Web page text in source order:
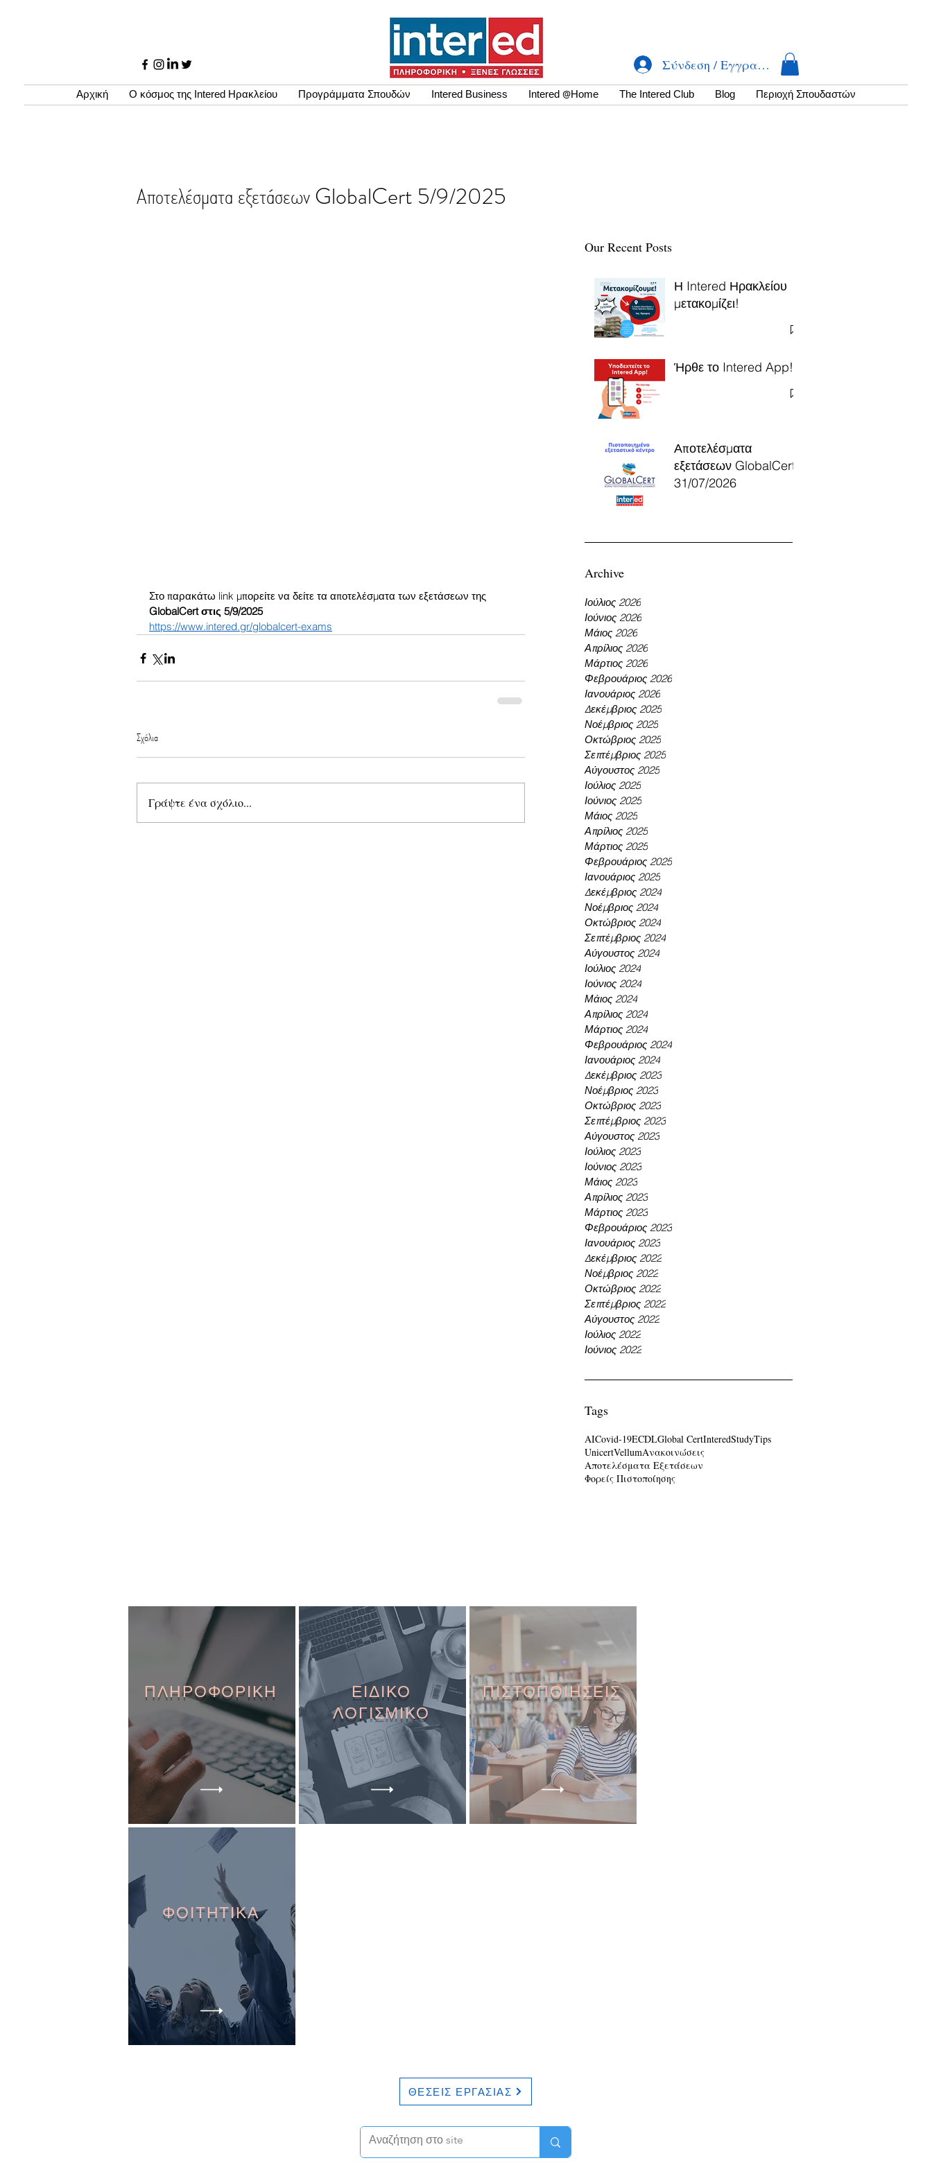
Σύνδεση / Εγγραφή
Αρχική Ο κόσμος της Intered Ηρακλείου Προγράμματα Σπουδών Intered Business Intered @Home The Intered Club Βlog Περιοχή Σπουδαστών
Our Recent Posts
Η Intered Ηρακλείου
μετακομίζει!
Ήρθε το Intered App!
Αποτελέσματα
εξετάσεων GlobalCert
31/07/2026
Archive
Ιούλιος 2026
Ιούνιος 2026
Μάιος 2026
Απρίλιος 2026
Μάρτιος 2026
Φεβρουάριος 2026
Ιανουάριος 2026
Δεκέμβριος 2025
Νοέμβριος 2025
Οκτώβριος 2025
Σεπτέμβριος 2025
Αύγουστος 2025
Ιούλιος 2025
Ιούνιος 2025
Μάιος 2025
Απρίλιος 2025
Μάρτιος 2025
Φεβρουάριος 2025
Ιανουάριος 2025
Δεκέμβριος 2024
Νοέμβριος 2024
Οκτώβριος 2024
Σεπτέμβριος 2024
Αύγουστος 2024
Ιούλιος 2024
Ιούνιος 2024
Μάιος 2024
Απρίλιος 2024
Μάρτιος 2024
Φεβρουάριος 2024
Ιανουάριος 2024
Δεκέμβριος 2023
Νοέμβριος 2023
Οκτώβριος 2023
Σεπτέμβριος 2023
Αύγουστος 2023
Ιούλιος 2023
Ιούνιος 2023
Μάιος 2023
Απρίλιος 2023
Μάρτιος 2023
Φεβρουάριος 2023
Ιανουάριος 2023
Δεκέμβριος 2022
Νοέμβριος 2022
Οκτώβριος 2022
Σεπτέμβριος 2022
Αύγουστος 2022
Ιούλιος 2022
Ιούνιος 2022
Tags
AICovid-19ECDLGlobal CertInteredStudyTips
UnicertVellumΑνακοινώσεις
Αποτελέσματα Εξετάσεων
Φορείς Πιστοποίησης
Αποτελέσματα εξετάσεων GlobalCert 5/9/2025
Στο παρακάτω link μπορείτε να δείτε τα αποτελέσματα των εξετάσεων της
GlobalCert στις 5/9/2025
https://www.intered.gr/globalcert-exams
Σχόλια
Γράψτε ένα σχόλιο...
ΠΛΗΡΟΦΟΡΙΚΗ
ΕΙΔΙΚΟ
ΛΟΓΙΣΜΙΚΟ
ΠΙΣΤΟΠΟΙΗΣΕΙΣ
ΦΟΙΤΗΤΙΚΑ
ΘΕΣΕΙΣ ΕΡΓΑΣΙΑΣ